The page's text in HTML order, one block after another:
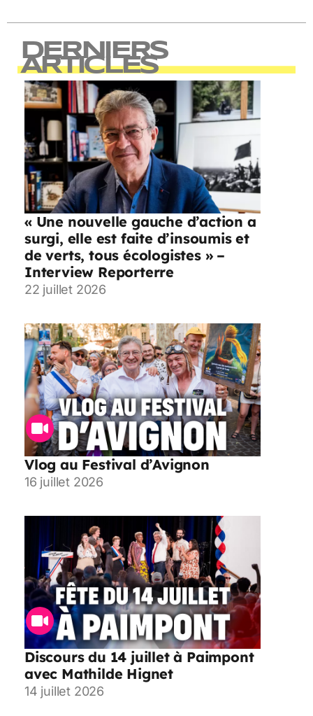
DERNIERS
ARTICLES
« Une nouvelle gauche d’action a
surgi, elle est faite d’insoumis et
de verts, tous écologistes » –
Interview Reporterre
22 juillet 2026
Vlog au Festival d’Avignon
16 juillet 2026
Discours du 14 juillet à Paimpont
avec Mathilde Hignet
14 juillet 2026